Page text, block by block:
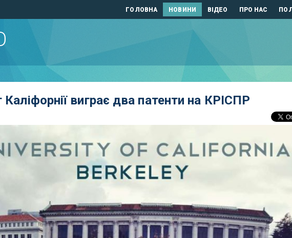
ГОЛОВНА НОВИНИ ВІДЕО ПРО НАС
Каліфорнії виграє два патенти на КРІСПР